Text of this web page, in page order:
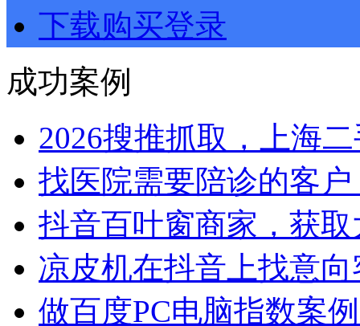
下载购买登录
成功案例
2026搜推抓取，上海
找医院需要陪诊的客户
抖音百叶窗商家，获取
凉皮机在抖音上找意向
做百度PC电脑指数案